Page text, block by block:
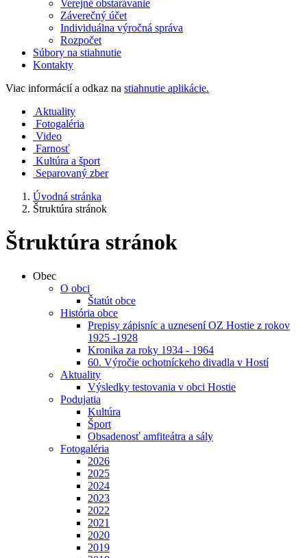
Verejné obstarávanie
Záverečný účet
Individuálna výročná správa
Rozpočet
Súbory na stiahnutie
Kontakty
Viac informácií a odkaz na stiahnutie aplikácie.
Aktuality
Fotogaléria
Video
Farnosť
Kultúra a šport
Separovaný zber
Úvodná stránka
Štruktúra stránok
Štruktúra stránok
Obec
O obci
Štatút obce
História obce
Prepisy zápisníc a uznesení OZ Hostie z rokov
1925 -1928
Kronika za roky 1934 - 1964
60. Výročie ochotníckeho divadla v Hostí
Aktuality
Výsledky testovania v obci Hostie
Podujatia
Kultúra
Šport
Obsadenosť amfiteátra a sály
Fotogaléria
2026
2025
2024
2023
2022
2021
2020
2019